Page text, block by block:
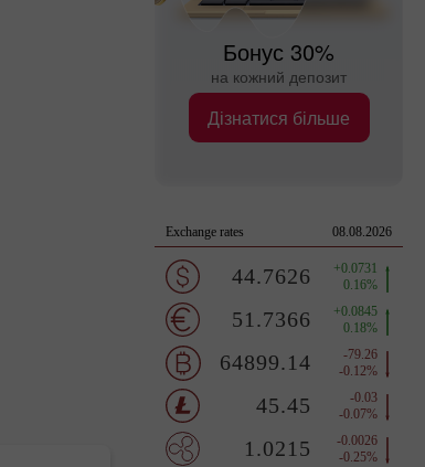
Бонус 30%
на кожний депозит
Дізнатися більше